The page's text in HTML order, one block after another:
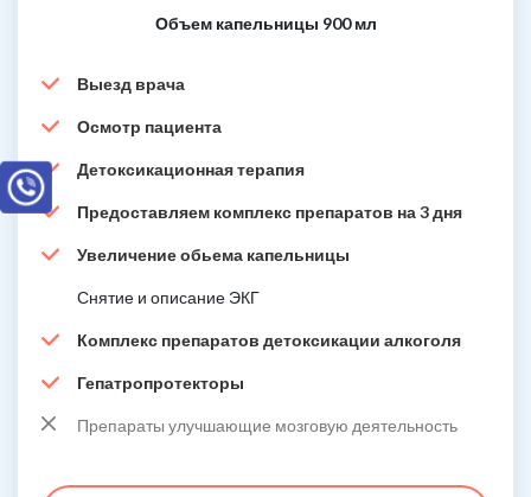
Объем капельницы 900 мл
Выезд врача
Осмотр пациента
Детоксикационная терапия
Предоставляем комплекс препаратов на 3 дня
Увеличение обьема капельницы
Снятие и описание ЭКГ
Комплекс препаратов детоксикации алкоголя
Гепатропротекторы
Препараты улучшающие мозговую деятельность